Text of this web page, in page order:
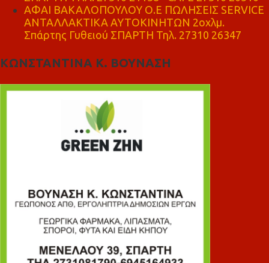
ΑΦΑΙ ΒΑΚΑΛΟΠΟΥΛΟΥ Ο.Ε ΠΩΛΗΣΕΙΣ SERVICE
ΑΝΤΑΛΛΑΚΤΙΚΑ ΑΥΤΟΚΙΝΗΤΩΝ 2οχλμ.
Σπάρτης Γυθειού ΣΠΑΡΤΗ Τηλ. 27310 26347
ΚΩΝΣΤΑΝΤΙΝΑ Κ. ΒΟΥΝΑΣΗ